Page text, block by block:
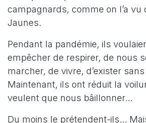
campagnards, comme on l’a vu
Jaunes.
Pendant la pandémie, ils
empêcher de respirer, de nous
marcher, de vivre, d’exister
Maintenant, ils ont réduit la
veulent que nous bâillonner...
Du moins le prétendent-ils...